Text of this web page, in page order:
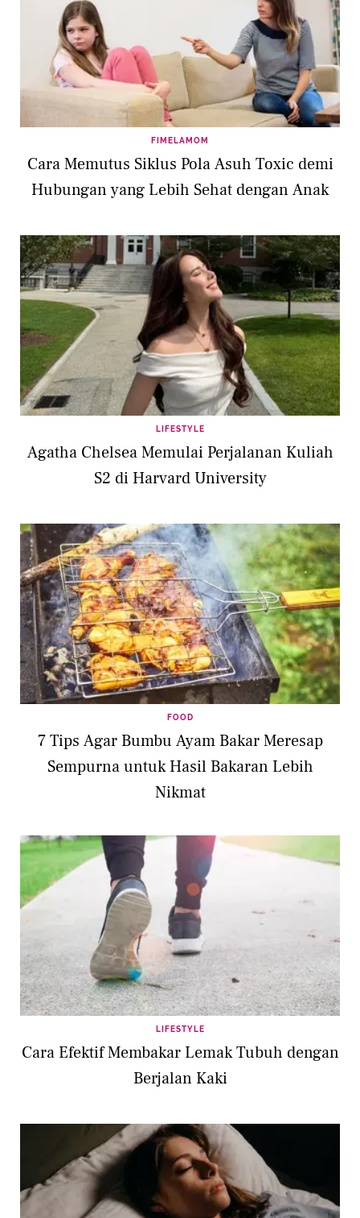
FIMELAMOM
Cara Memutus Siklus Pola Asuh Toxic demi
Hubungan yang Lebih Sehat dengan Anak
LIFESTYLE
Agatha Chelsea Memulai Perjalanan Kuliah
S2 di Harvard University
FOOD
7 Tips Agar Bumbu Ayam Bakar Meresap
Sempurna untuk Hasil Bakaran Lebih
Nikmat
LIFESTYLE
Cara Efektif Membakar Lemak Tubuh dengan
Berjalan Kaki